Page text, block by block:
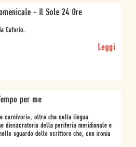
- Il Sole 24 Ore
Caforio.
Leggi
per me
carnivori», oltre che nella lingua
dissacratoria della periferia meridionale e
sguardo dello scrittore che, con ironia